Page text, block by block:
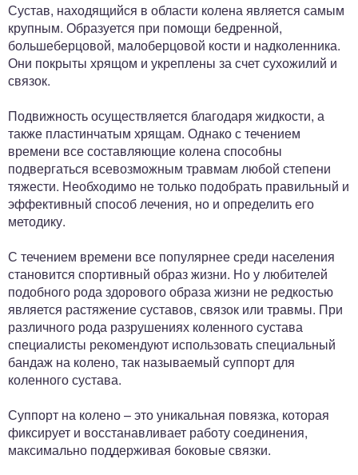
Сустав, находящийся в области колена является самым
крупным. Образуется при помощи бедренной,
большеберцовой, малоберцовой кости и надколенника.
Они покрыты хрящом и укреплены за счет сухожилий и
связок.
Подвижность осуществляется благодаря жидкости, а
также пластинчатым хрящам. Однако с течением
времени все составляющие колена способны
подвергаться всевозможным травмам любой степени
тяжести. Необходимо не только подобрать правильный и
эффективный способ лечения, но и определить его
методику.
С течением времени все популярнее среди населения
становится спортивный образ жизни. Но у любителей
подобного рода здорового образа жизни не редкостью
является растяжение суставов, связок или травмы. При
различного рода разрушениях коленного сустава
специалисты рекомендуют использовать специальный
бандаж на колено, так называемый суппорт для
коленного сустава.
Суппорт на колено – это уникальная повязка, которая
фиксирует и восстанавливает работу соединения,
максимально поддерживая боковые связки.